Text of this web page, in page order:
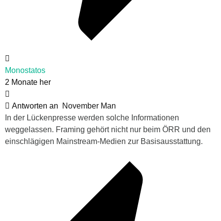
Monostatos
2 Monate her
Antworten an
November Man
In der Lückenpresse werden solche Informationen
weggelassen. Framing gehört nicht nur beim ÖRR und den
einschlägigen Mainstream-Medien zur Basisausstattung.